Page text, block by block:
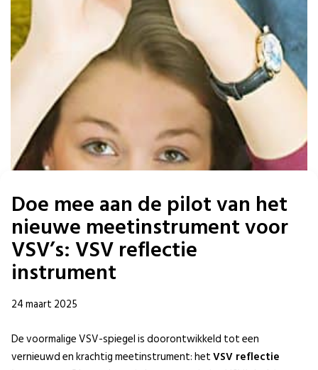
Doe mee aan de pilot van het
nieuwe meetinstrument voor
VSV’s: VSV reflectie
instrument
24 maart 2025
De voormalige VSV-spiegel is doorontwikkeld tot een
vernieuwd en krachtig meetinstrument: hetVSV reflectie